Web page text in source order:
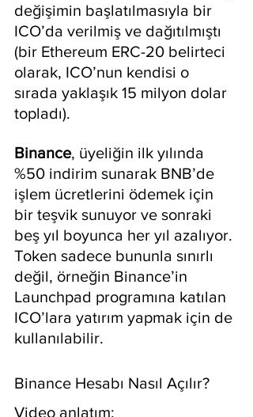
değişimin başlatılmasıyla bir
ICO’da verilmiş ve dağıtılmıştı
(bir Ethereum ERC-20 belirteci
olarak, ICO’nun kendisi o
sırada yaklaşık 15 milyon dolar
topladı).
Binance, üyeliğin ilk yılında
%50 indirim sunarak BNB’de
işlem ücretlerini ödemek için
bir teşvik sunuyor ve sonraki
beş yıl boyunca her yıl azalıyor.
Token sadece bununla sınırlı
değil, örneğin Binance’in
Launchpad programına katılan
ICO’lara yatırım yapmak için de
kullanılabilir.
Binance Hesabı Nasıl Açılır?
Video anlatım: